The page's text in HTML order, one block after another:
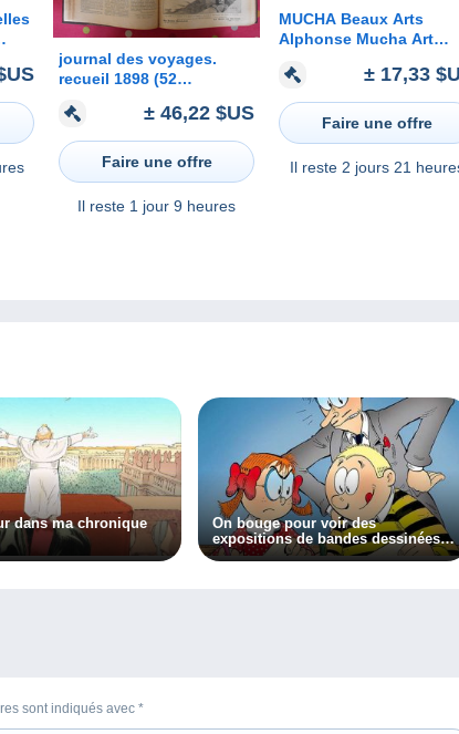
journal des voyages.
recueil 1898 (52
corée inde maroc samory
marchand soudan
klondike indénié
± 46,22 $US
Faire une offre
Il reste 1 jour 9 heures
MUCHA Beaux Arts
Alphonse Mucha Art
Peinture Paint Affiche
Publicité Illustrations
JOB Champagne
± 17,33
Faire une offre
Il reste 2 jours 21
dans ma chronique
On bouge pour voir des
expositions de bandes dessinées
et on continue à lire pour son
sont indiqués avec *